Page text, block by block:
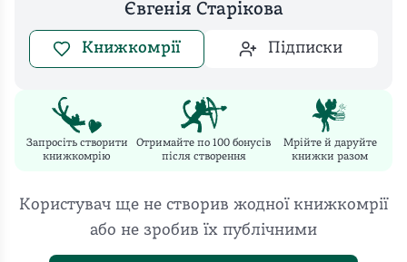
Євгенія Старікова
Книжкомрії Підписки
Запросіть створити
книжкомрію
Отримайте по 100 бонусів
після створення
Мрійте й даруйте
книжки разом
Користувач ще не створив жодної книжкомрії
або не зробив їх публічними